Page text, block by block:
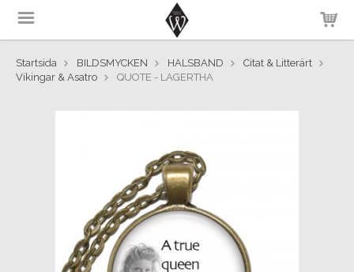
Startsida BILDSMYCKEN HALSBAND
Citat & Litterärt
Vikingar & Asatro
QUOTE - LAGERTHA